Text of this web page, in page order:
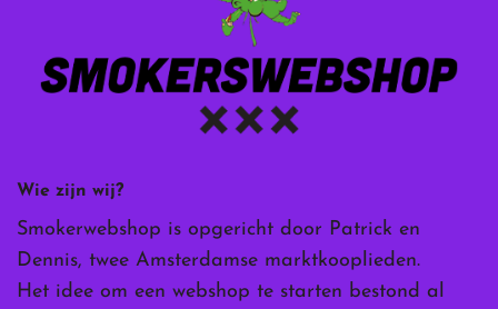
Wie zijn wij?
Smokerwebshop is opgericht door Patrick en
Dennis, twee Amsterdamse marktkooplieden.
Het idee om een webshop te starten bestond al